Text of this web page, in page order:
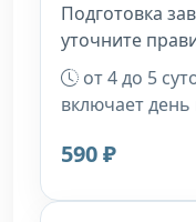
Подготовка
уточните
от 4 до 5
включает
590 ₽